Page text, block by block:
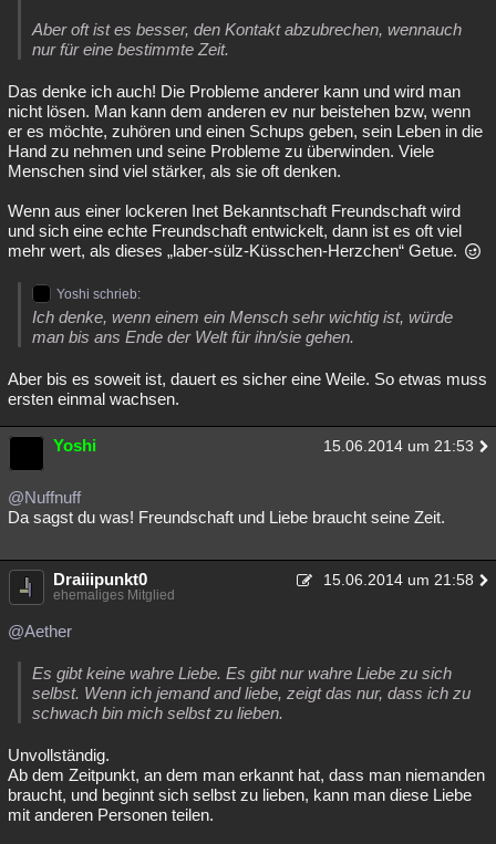
Aber oft ist es besser, den Kontakt abzubrechen, wennauch
nur für eine bestimmte Zeit.
Das denke ich auch! Die Probleme anderer kann und wird man
nicht lösen. Man kann dem anderen ev nur beistehen bzw, wenn
er es möchte, zuhören und einen Schups geben, sein Leben in die
Hand zu nehmen und seine Probleme zu überwinden. Viele
Menschen sind viel stärker, als sie oft denken.
Wenn aus einer lockeren Inet Bekanntschaft Freundschaft wird
und sich eine echte Freundschaft entwickelt, dann ist es oft viel
mehr wert, als dieses „laber-sülz-Küsschen-Herzchen“ Getue.
Yoshi schrieb:
Ich denke, wenn einem ein Mensch sehr wichtig ist, würde
man bis ans Ende der Welt für ihn/sie gehen.
Aber bis es soweit ist, dauert es sicher eine Weile. So etwas muss
ersten einmal wachsen.
Yoshi 15.06.2014 um 21:53
@Nuffnuff
Da sagst du was! Freundschaft und Liebe braucht seine Zeit.
Draiiipunkt0 15.06.2014 um 21:58
ehemaliges Mitglied
@Aether
Es gibt keine wahre Liebe. Es gibt nur wahre Liebe zu sich
selbst. Wenn ich jemand and liebe, zeigt das nur, dass ich zu
schwach bin mich selbst zu lieben.
Unvollständig.
Ab dem Zeitpunkt, an dem man erkannt hat, dass man niemanden
braucht, und beginnt sich selbst zu lieben, kann man diese Liebe
mit anderen Personen teilen.